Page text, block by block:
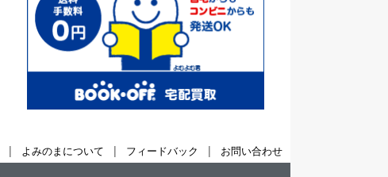
| よみのまについて | フィードバック |
お問い合わせ